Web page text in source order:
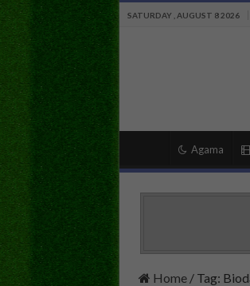
SATURDAY , AUGUST 8 2026
Agama
Home / Tag: